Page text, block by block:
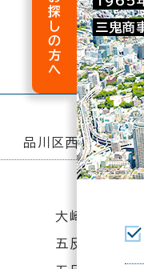
品川区西五反田
大崎広小路
五反田駅(都
三鬼商